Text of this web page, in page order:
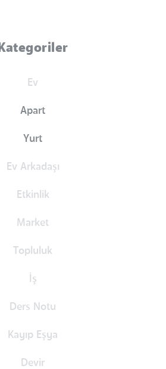
Kategoriler
Ev
Apart
Yurt
Ev Arkadaşı
Etkinlik
Market
Topluluk
İş
Ders Notu
Kayıp Eşya
Devir